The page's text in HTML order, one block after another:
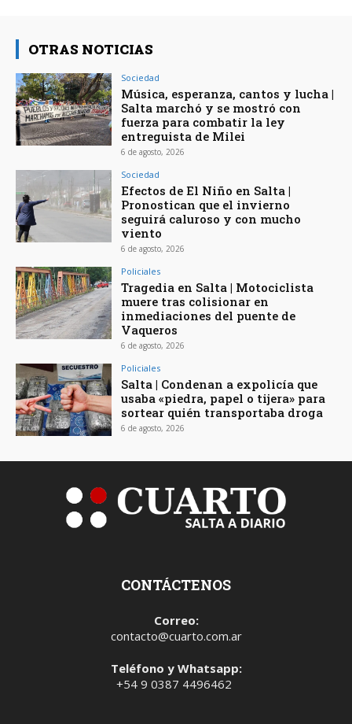
OTRAS NOTICIAS
Sociedad
Música, esperanza, cantos y lucha |
Salta marchó y se mostró con
fuerza para combatir la ley
entreguista de Milei
6 de agosto, 2026
Sociedad
Efectos de El Niño en Salta |
Pronostican que el invierno
seguirá caluroso y con mucho
viento
6 de agosto, 2026
Policiales
Tragedia en Salta | Motociclista
muere tras colisionar en
inmediaciones del puente de
Vaqueros
6 de agosto, 2026
Policiales
Salta | Condenan a expolicía que
usaba «piedra, papel o tijera» para
sortear quién transportaba droga
6 de agosto, 2026
CONTÁCTENOS
Correo:
contacto@cuarto.com.ar
Teléfono y Whatsapp:
+54 9 0387 4496462